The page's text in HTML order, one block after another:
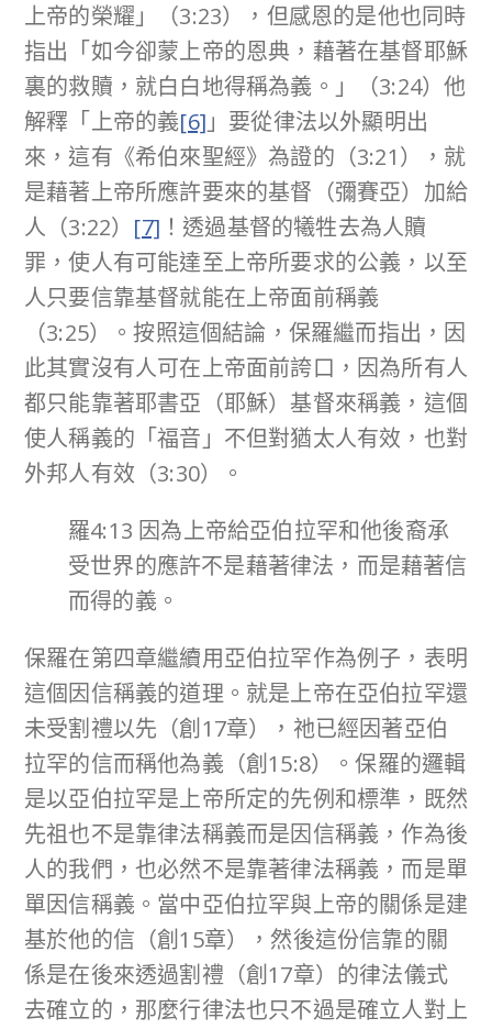
上帝的榮耀」（3:23），但感恩的是他也同時
指出「如今卻蒙上帝的恩典，藉著在基督耶穌
裏的救贖，就白白地得稱為義。」（3:24）他
解釋「上帝的義[6]」要從律法以外顯明出
來，這有《希伯來聖經》為證的（3:21），就
是藉著上帝所應許要來的基督（彌賽亞）加給
人（3:22） [7] ！透過基督的犧牲去為人贖
罪，使人有可能達至上帝所要求的公義，以至
人只要信靠基督就能在上帝面前稱義
（3:25）。按照這個結論，保羅繼而指出，因
此其實沒有人可在上帝面前誇口，因為所有人
都只能靠著耶書亞（耶穌）基督來稱義，這個
使人稱義的「福音」不但對猶太人有效，也對
外邦人有效（3:30）。
羅4:13 因為上帝給亞伯拉罕和他後裔承
受世界的應許不是藉著律法，而是藉著信
而得的義。
保羅在第四章繼續用亞伯拉罕作為例子，表明
這個因信稱義的道理。就是上帝在亞伯拉罕還
未受割禮以先（創17章），祂已經因著亞伯
拉罕的信而稱他為義（創15:8）。保羅的邏輯
是以亞伯拉罕是上帝所定的先例和標準，既然
先祖也不是靠律法稱義而是因信稱義，作為後
人的我們，也必然不是靠著律法稱義，而是單
單因信稱義。當中亞伯拉罕與上帝的關係是建
基於他的信（創15章），然後這份信靠的關
係是在後來透過割禮（創17章）的律法儀式
去確立的，那麼行律法也只不過是確立人對上